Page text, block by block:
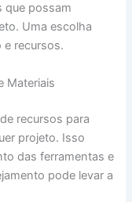
que possam
Uma escolha
recursos.
Materiais
recursos para
projeto. Isso
das ferramentas e
pode levar a